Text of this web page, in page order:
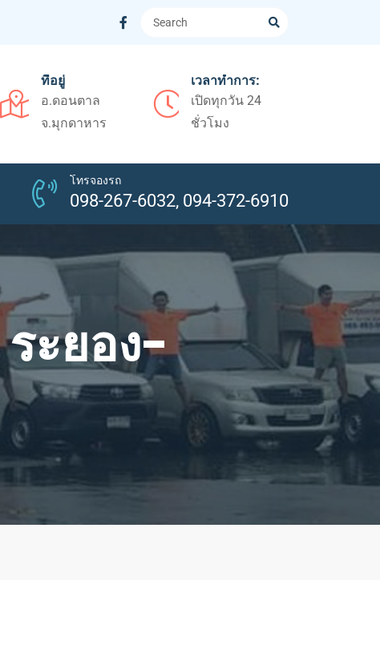
ที่อยู่
อ.ดอนตาล
จ.มุกดาหาร
เวลาทำการ:
เปิดทุกวัน 24
ชั่วโมง
โทรจองรถ
098-267-6032, 094-372-6910
ะยอง-